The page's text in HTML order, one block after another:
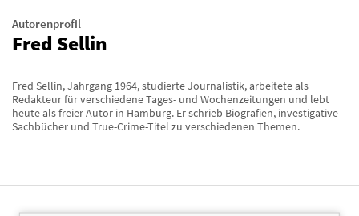
Autorenprofil
Fred Sellin
Fred Sellin, Jahrgang 1964, studierte Journalistik, arbeitete als
Redakteur für verschiedene Tages- und Wochenzeitungen und lebt
heute als freier Autor in Hamburg. Er schrieb Biografien, investigative
Sachbücher und True-Crime-Titel zu verschiedenen Themen.